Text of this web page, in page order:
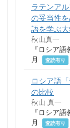
ラテンア
の妥当性
語を学ぶ
秋山真一
『ロシア
月
査読有り
ロシア語
の比較
秋山 真一
『ロシア
月
査読有り